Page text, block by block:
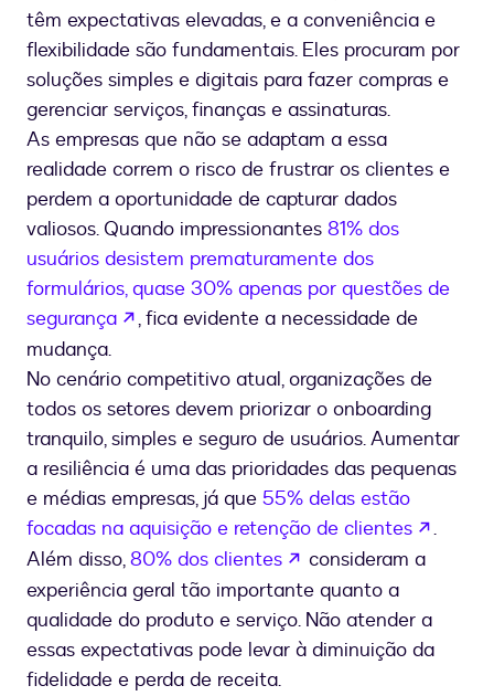
têm expectativas elevadas, e a conveniência e
flexibilidade são fundamentais. Eles procuram por
soluções simples e digitais para fazer compras e
gerenciar serviços, finanças e assinaturas.
As empresas que não se adaptam a essa
realidade correm o risco de frustrar os clientes e
perdem a oportunidade de capturar dados
valiosos. Quando impressionantes 81% dos
usuários desistem prematuramente dos
formulários, quase 30% apenas por questões de
segurança
se abre en una nueva pestaña
, fica evidente a necessidade de
mudança.
No cenário competitivo atual, organizações de
todos os setores devem priorizar o onboarding
tranquilo, simples e seguro de usuários. Aumentar
a resiliência é uma das prioridades das pequenas
e médias empresas, já que 55% delas estão
focadas na aquisição e retenção de clientes
se
.
Além disso,80% dos clientes se abre en una
consideram a
experiência geral tão importante quanto a
qualidade do produto e serviço. Não atender a
essas expectativas pode levar à diminuição da
fidelidade e perda de receita.